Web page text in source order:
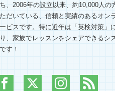
、2006年の設立以来、約10,000人の
だいている、信頼と実績のあるオン
ビスです。特に近年は「英検対策」
、家族でレッスンをシェアできるシ
す！